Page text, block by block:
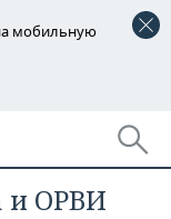
мобильную
и ОРВИ